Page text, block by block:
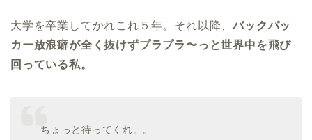
大学を卒業してかれこれ５年。それ以降、バックパッ
カー放浪癖が全く抜けずプラプラ〜っと世界中を飛び
回っている私。
ちょっと待ってくれ。。